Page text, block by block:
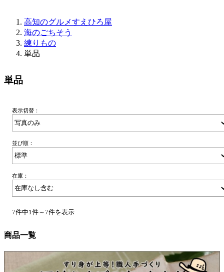
高知のグルメすえひろ屋
海のごちそう
練りもの
単品
単品
表示切替：
並び順：
在庫：
7件中1件～7件を表示
商品一覧